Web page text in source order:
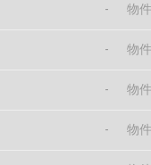
- 物
- 物
- 物
- 物